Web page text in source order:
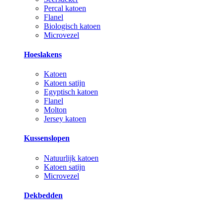
Percal katoen
Flanel
Biologisch katoen
Microvezel
Hoeslakens
Katoen
Katoen satijn
Egyptisch katoen
Flanel
Molton
Jersey katoen
Kussenslopen
Natuurlijk katoen
Katoen satijn
Microvezel
Dekbedden